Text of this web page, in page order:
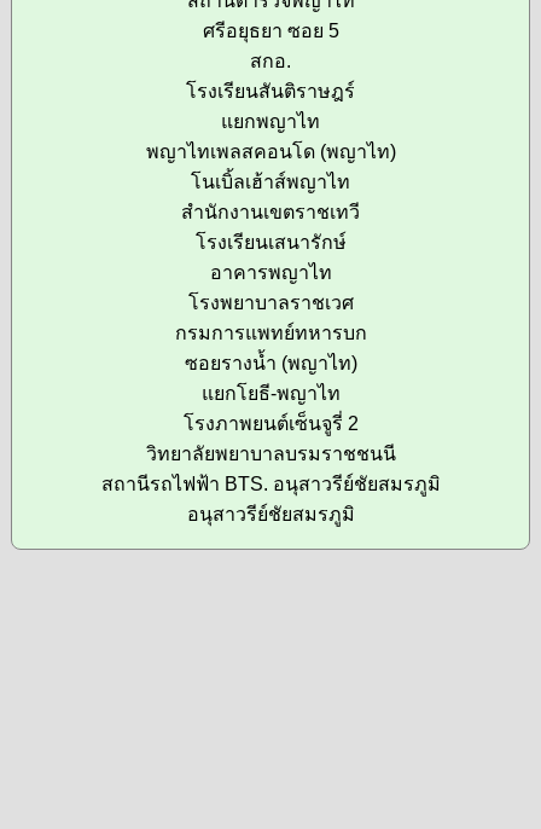
ศรีอยุธยา ซอย 5
สกอ.
โรงเรียนสันติราษฎร์
แยกพญาไท
พญาไทเพลสคอนโด (พญาไท)
โนเบิ้ลเฮ้าส์พญาไท
สำนักงานเขตราชเทวี
โรงเรียนเสนารักษ์
อาคารพญาไท
โรงพยาบาลราชเวศ
กรมการแพทย์ทหารบก
ซอยรางน้ำ (พญาไท)
แยกโยธี-พญาไท
โรงภาพยนต์เซ็นจูรี่ 2
วิทยาลัยพยาบาลบรมราชชนนี
สถานีรถไฟฟ้า BTS. อนุสาวรีย์ชัยสมรภูมิ
อนุสาวรีย์ชัยสมรภูมิ